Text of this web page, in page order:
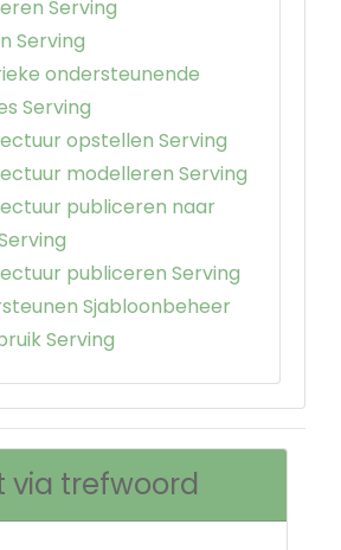
Serving
Serving
ondersteunende
Serving
opstellen Serving
modelleren Serving
publiceren naar
publiceren Serving
Sjabloonbeheer
Serving
via trefwoord